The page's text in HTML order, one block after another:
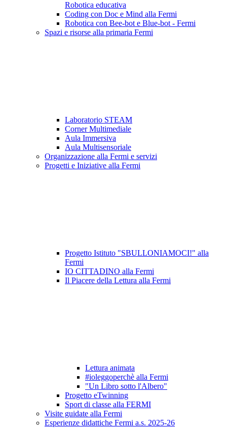
Robotica educativa
Coding con Doc e Mind alla Fermi
Robotica con Bee-bot e Blue-bot - Fermi
Spazi e risorse alla primaria Fermi
Laboratorio STEAM
Corner Multimediale
Aula Immersiva
Aula Multisensoriale
Organizzazione alla Fermi e servizi
Progetti e Iniziative alla Fermi
Progetto Istituto "SBULLONIAMOCI!" alla
Fermi
IO CITTADINO alla Fermi
Il Piacere della Lettura alla Fermi
Lettura animata
#ioleggoperchè alla Fermi
"Un Libro sotto l'Albero"
Progetto eTwinning
Sport di classe alla FERMI
Visite guidate alla Fermi
Esperienze didattiche Fermi a.s. 2025-26